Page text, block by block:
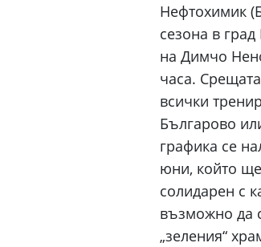
Нефтохимик
сезона в
на Димчо
часа.
всички
Българово
графика се
юни, който ще
солидарен с
възможно да
„зеления“
Къри няма намерение да
Голдън Стейт Уориърс